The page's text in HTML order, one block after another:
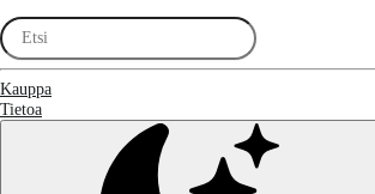
Kauppa
Tietoa